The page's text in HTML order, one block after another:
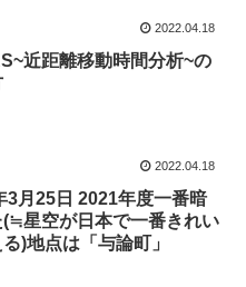
2022.04.18
近距離移動時間分析~の
2022.04.18
3月25日 2021年度一番暗
(≒星空が日本で一番きれい
)地点は「与論町」